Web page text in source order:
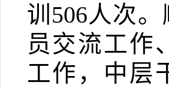
训 506人次
员交流工作
工作，中层